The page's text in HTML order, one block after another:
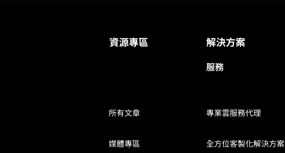
資源專區 解決方案
服務
所有文章
媒體專區
專業雲服務代理
全方位客製化解決方案